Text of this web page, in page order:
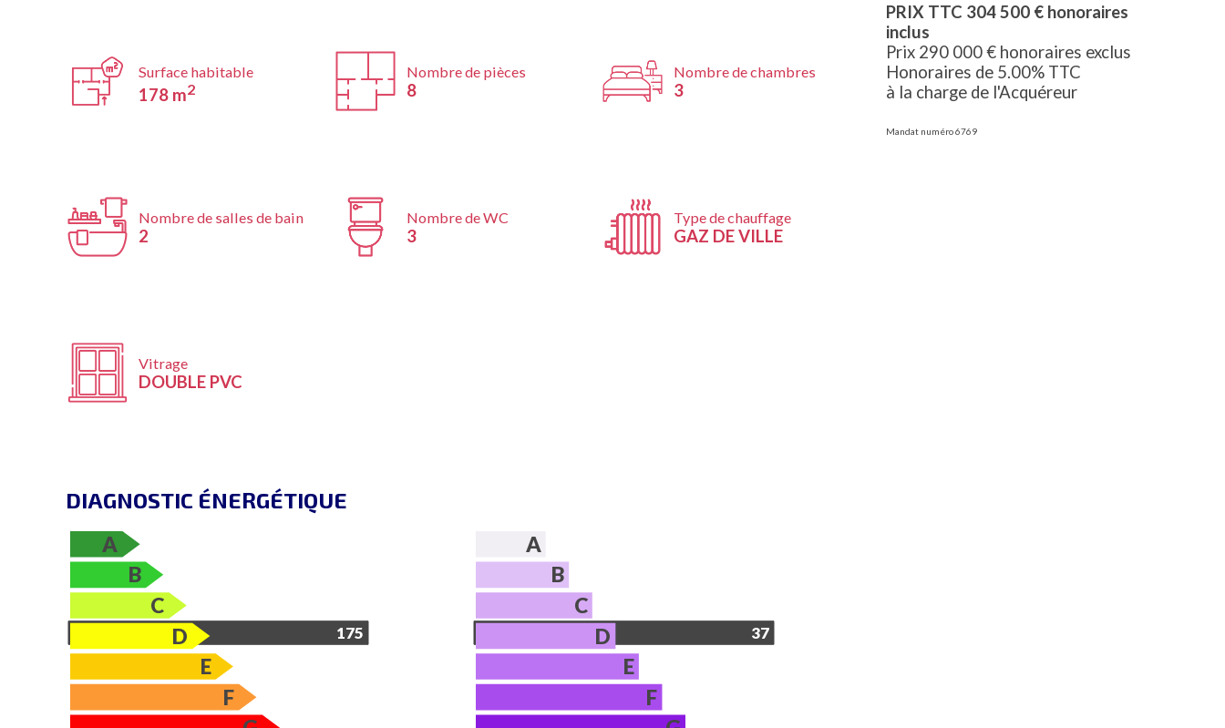
Surface habitable
178 m2
Nombre de pièces
8
Nombre de chambres
3
Nombre de salles de bain
2
Nombre de WC
3
Type de chauffage
GAZ DE VILLE
Vitrage
DOUBLE PVC
DIAGNOSTIC ÉNERGÉTIQUE
A
B
C
175
D
E
F
A
B
C
37
D
E
F
PRIX TTC 304 500 € honoraires
inclus
Prix 290 000 € honoraires exclus
Honoraires de 5.00% TTC
à la charge de l'Acquéreur
Mandat numéro 6769